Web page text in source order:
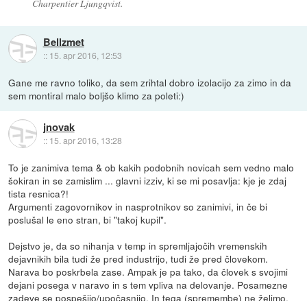
Charpentier Ljungqvist.
Bellzmet
:: 15. apr 2016, 12:53
Gane me ravno toliko, da sem zrihtal dobro izolacijo za zimo in da
sem montiral malo boljšo klimo za poleti:)
jnovak
:: 15. apr 2016, 13:28
To je zanimiva tema & ob kakih podobnih novicah sem vedno malo
šokiran in se zamislim ... glavni izziv, ki se mi posavlja: kje je zdaj
tista resnica?!
Argumenti zagovornikov in nasprotnikov so zanimivi, in če bi
poslušal le eno stran, bi "takoj kupil".
Dejstvo je, da so nihanja v temp in spremljajočih vremenskih
dejavnikih bila tudi že pred industrijo, tudi že pred človekom.
Narava bo poskrbela zase. Ampak je pa tako, da človek s svojimi
dejani posega v naravo in s tem vpliva na delovanje. Posamezne
zadeve se pospešijo/upočasnijo. In tega (spremembe) ne želimo.